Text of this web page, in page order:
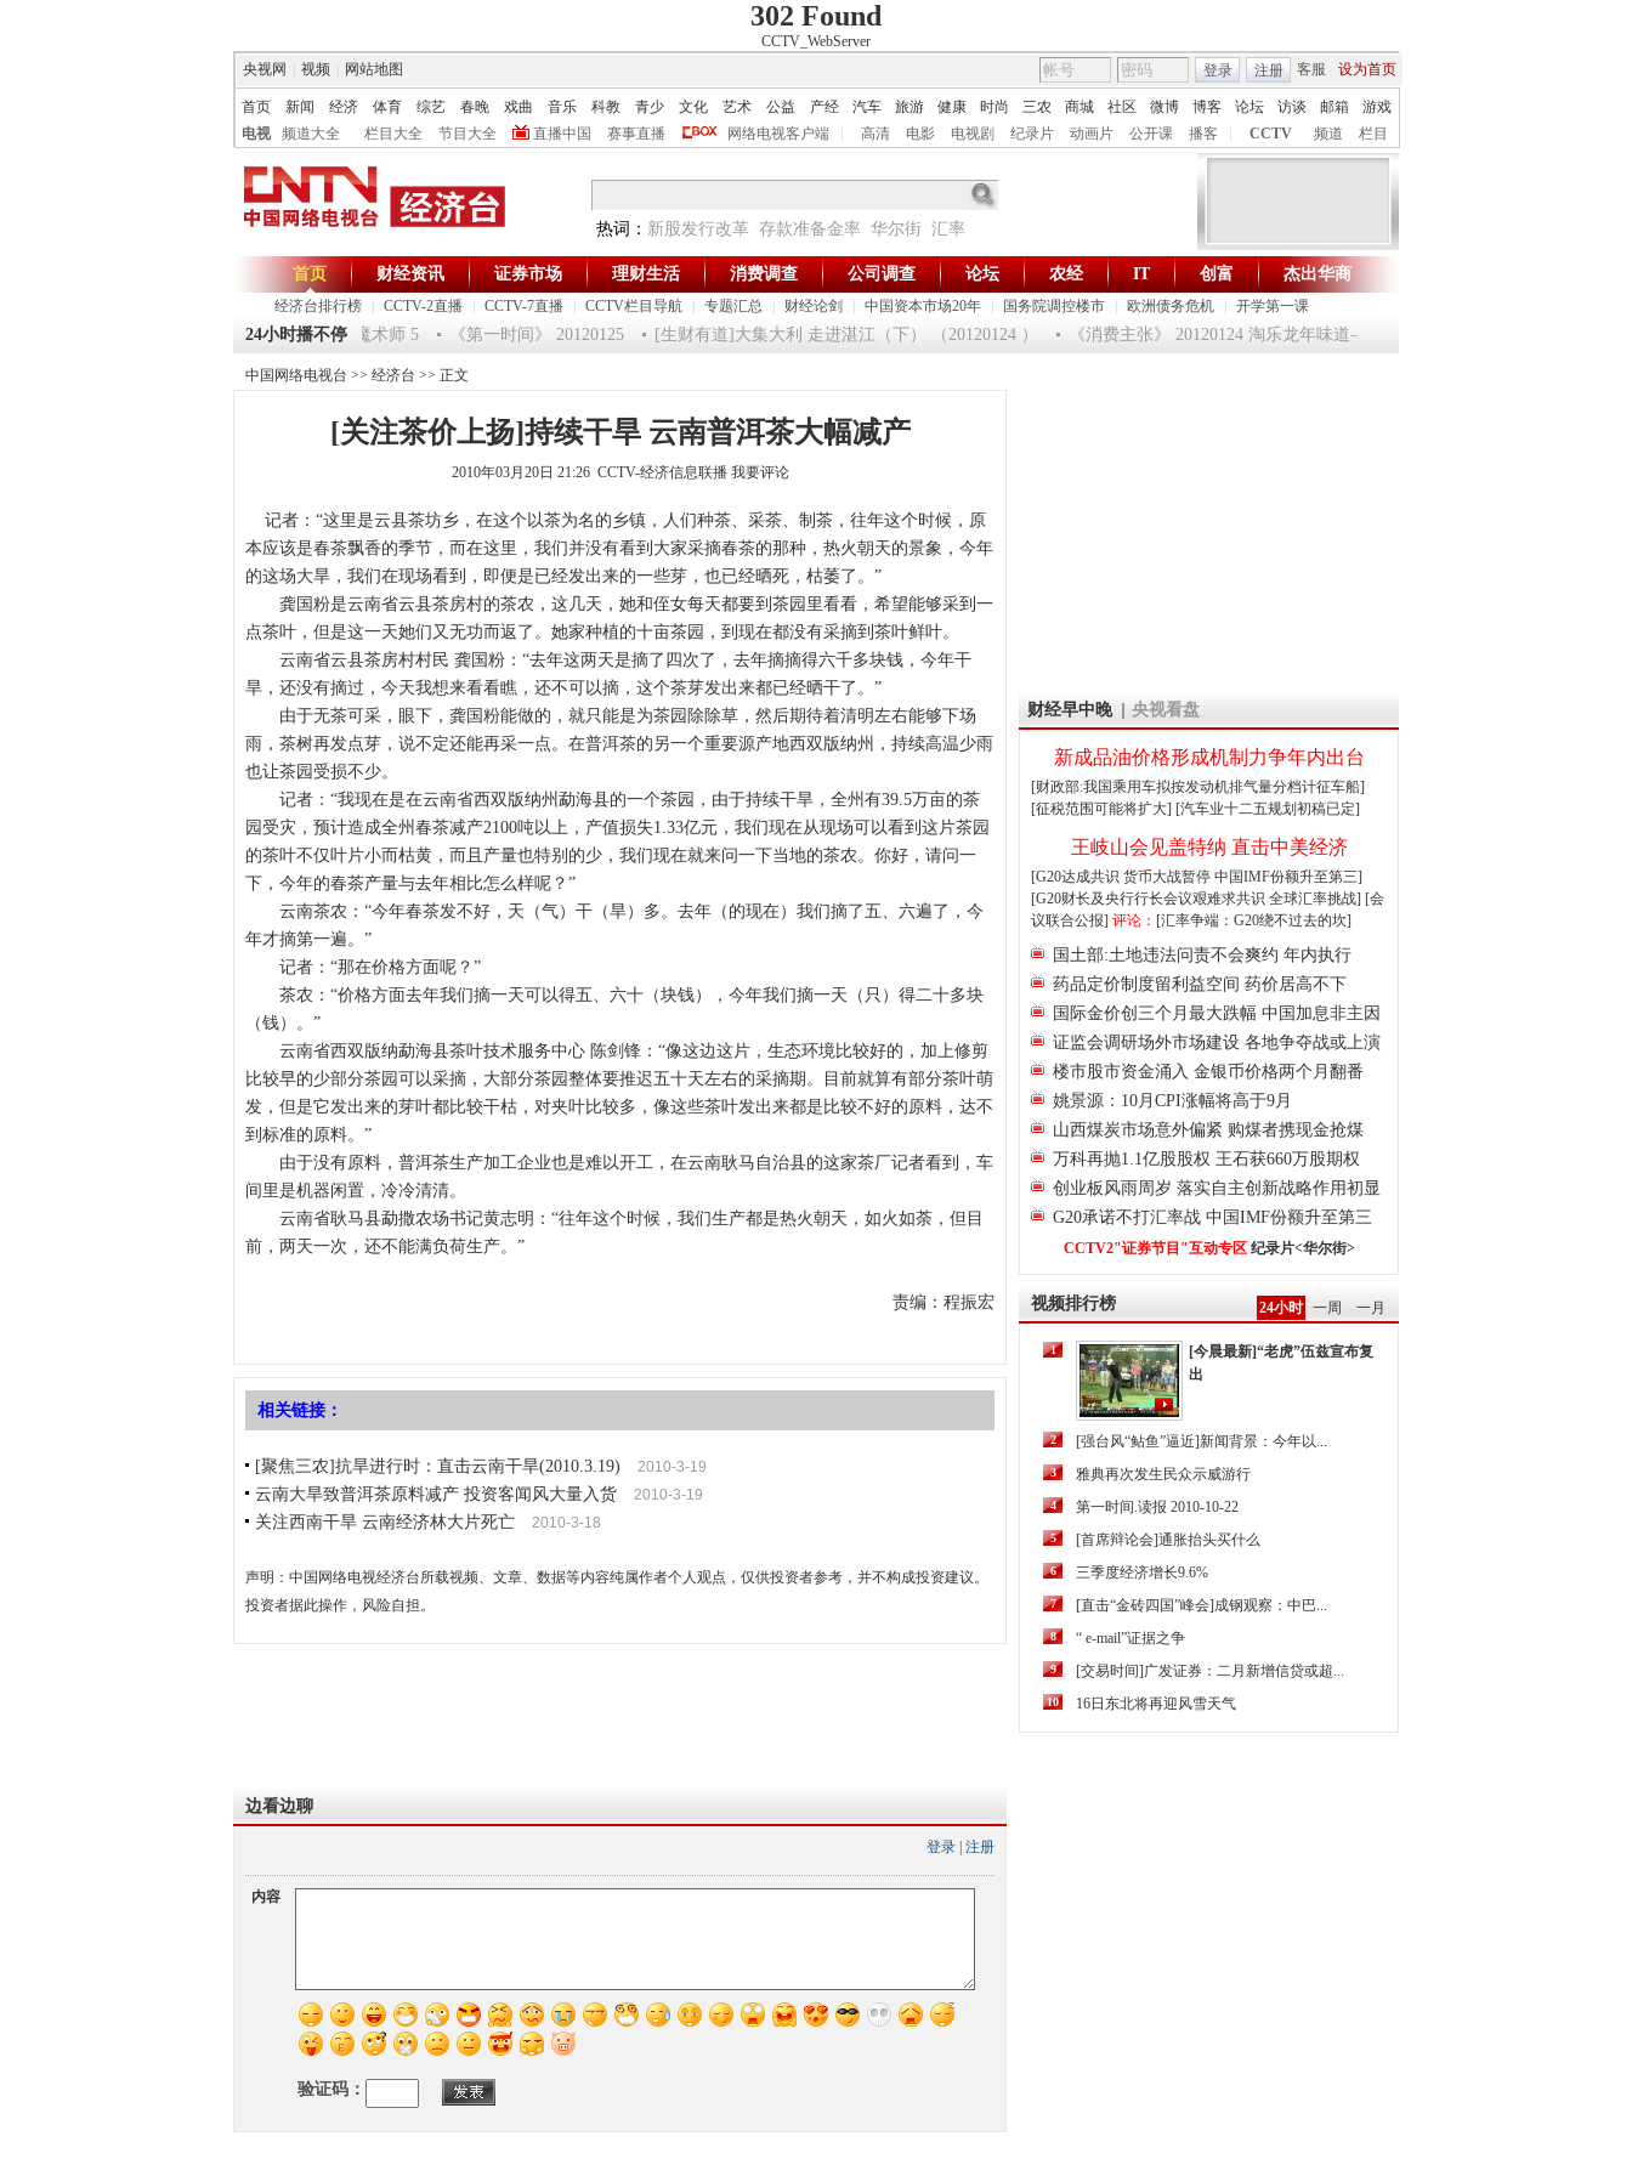
302 Found
CCTV_WebServer
央视网
视频 网站地图 客服 设为首页
登录 注册
首页 新闻 经济 体育 综艺 春晚 戏曲 音乐 科教 青少 文化 艺术 公益 产经 汽车 旅游 健康 时尚 三农 商城 社区 微博 博客 论坛 访谈 邮箱
游戏
电视
频道大全 栏目大全 节目大全 直播中国 赛事直播 网络电视客户端 高清 电影 电视剧 纪录片 动画片 公开课 播客 CCTV 频道 栏目
热词： 新股发行改革 存款准备金率 华尔街 汇率
财智生活 一键通达
首页
经济台排行榜 CCTV-2直播 CCTV-7直播 CCTV栏目导航 专题汇总 财经论剑 中国资本市场20年 国务院调控楼市 欧洲债务危机 开学第一课
财经资讯 证券市场 理财生活 消费调查 公司调查 论坛 农经 IT 创富 杰出华商
24小时播不停
《环球驿站》20120125 祝福2012-超级魔术师 5 《第一时间》 20120125 [生财有道]大集大利 走进湛江（下） （20120124 ） 《消费主张》 20120124 淘乐龙年味道——鱼跃迎龙合家欢
中国网络电视台 >> 经济台 >> 正文
[关注茶价上扬]持续干旱 云南普洱茶大幅减产
2010年03月20日 21:26 CCTV-经济信息联播 我要评论
记者：“这里是云县茶坊乡，在这个以茶为名的乡镇，人们种茶、采茶、制茶，往年这个时候，原
本应该是春茶飘香的季节，而在这里，我们并没有看到大家采摘春茶的那种，热火朝天的景象，今年
的这场大旱，我们在现场看到，即便是已经发出来的一些芽，也已经晒死，枯萎了。”
龚国粉是云南省云县茶房村的茶农，这几天，她和侄女每天都要到茶园里看看，希望能够采到一
点茶叶，但是这一天她们又无功而返了。她家种植的十亩茶园，到现在都没有采摘到茶叶鲜叶。
云南省云县茶房村村民 龚国粉：“去年这两天是摘了四次了，去年摘摘得六千多块钱，今年干
旱，还没有摘过，今天我想来看看瞧，还不可以摘，这个茶芽发出来都已经晒干了。”
由于无茶可采，眼下，龚国粉能做的，就只能是为茶园除除草，然后期待着清明左右能够下场
雨，茶树再发点芽，说不定还能再采一点。在普洱茶的另一个重要源产地西双版纳州，持续高温少雨
也让茶园受损不少。
记者：“我现在是在云南省西双版纳州勐海县的一个茶园，由于持续干旱，全州有39.5万亩的茶
园受灾，预计造成全州春茶减产2100吨以上，产值损失1.33亿元，我们现在从现场可以看到这片茶园
的茶叶不仅叶片小而枯黄，而且产量也特别的少，我们现在就来问一下当地的茶农。你好，请问一
下，今年的春茶产量与去年相比怎么样呢？”
云南茶农：“今年春茶发不好，天（气）干（旱）多。去年（的现在）我们摘了五、六遍了，今
年才摘第一遍。”
记者：“那在价格方面呢？”
茶农：“价格方面去年我们摘一天可以得五、六十（块钱），今年我们摘一天（只）得二十多块
（钱）。”
云南省西双版纳勐海县茶叶技术服务中心 陈剑锋：“像这边这片，生态环境比较好的，加上修剪
比较早的少部分茶园可以采摘，大部分茶园整体要推迟五十天左右的采摘期。目前就算有部分茶叶萌
发，但是它发出来的芽叶都比较干枯，对夹叶比较多，像这些茶叶发出来都是比较不好的原料，达不
到标准的原料。”
由于没有原料，普洱茶生产加工企业也是难以开工，在云南耿马自治县的这家茶厂记者看到，车
间里是机器闲置，冷冷清清。
云南省耿马县勐撒农场书记黄志明：“往年这个时候，我们生产都是热火朝天，如火如荼，但目
前，两天一次，还不能满负荷生产。”
责编：程振宏
相关链接：
[聚焦三农]抗旱进行时：直击云南干旱(2010.3.19) 2010-3-19
云南大旱致普洱茶原料减产 投资客闻风大量入货 2010-3-19
关注西南干旱 云南经济林大片死亡 2010-3-18
声明：中国网络电视经济台所载视频、文章、数据等内容纯属作者个人观点，仅供投资者参考，并不构成投资建议。
投资者据此操作，风险自担。
边看边聊
登录 注册
内容
验证码：
财经早中晚 央视看盘
新成品油价格形成机制力争年内出台
[财政部:我国乘用车拟按发动机排气量分档计征车船]
[征税范围可能将扩大] [汽车业十二五规划初稿已定]
王岐山会见盖特纳 直击中美经济
[G20达成共识 货币大战暂停 中国IMF份额升至第三]
[G20财长及央行行长会议艰难求共识 全球汇率挑战] [会
议联合公报] 评论： [汇率争端：G20绕不过去的坎]
国土部:土地违法问责不会爽约 年内执行
药品定价制度留利益空间 药价居高不下
国际金价创三个月最大跌幅 中国加息非主因
证监会调研场外市场建设 各地争夺战或上演
楼市股市资金涌入 金银币价格两个月翻番
姚景源：10月CPI涨幅将高于9月
山西煤炭市场意外偏紧 购煤者携现金抢煤
万科再抛1.1亿股股权 王石获660万股期权
创业板风雨周岁 落实自主创新战略作用初显
G20承诺不打汇率战 中国IMF份额升至第三
CCTV2"证券节目"互动专区 纪录片<华尔街>
视频排行榜 24小时 一周 一月
1
[今晨最新]“老虎”伍兹宣布复
出
2 [强台风“鲇鱼”逼近]新闻背景：今年以...
3 雅典再次发生民众示威游行
4 第一时间.读报 2010-10-22
5 [首席辩论会]通胀抬头买什么
6 三季度经济增长9.6%
7 [直击“金砖四国”峰会]成钢观察：中巴...
8 “ e-mail”证据之争
9 [交易时间]广发证券：二月新增信贷或超...
10 16日东北将再迎风雪天气